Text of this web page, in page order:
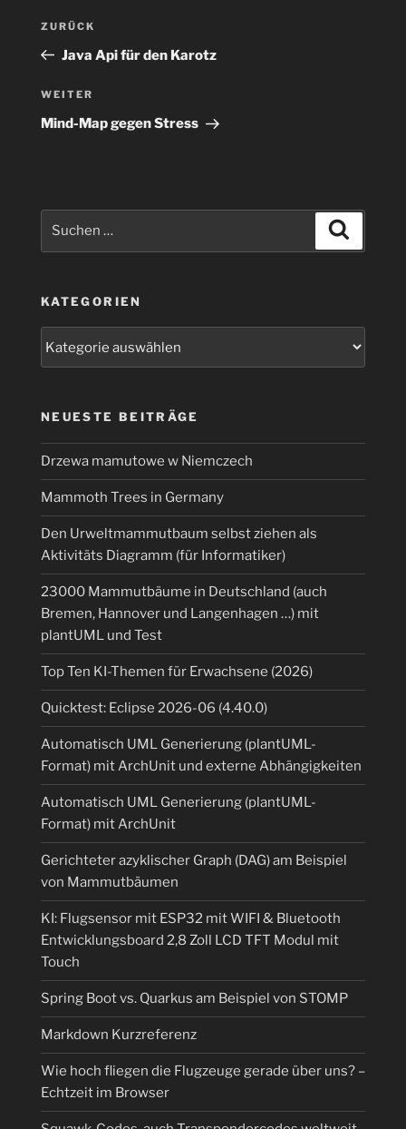
Beitragsnavigation
Vorheriger
Beitrag
ZURÜCK
Java Api für den Karotz
Nächster
Beitrag
WEITER
Mind-Map gegen Stress
KATEGORIEN
NEUESTE BEITRÄGE
Drzewa mamutowe w Niemczech
Mammoth Trees in Germany
Den Urweltmammutbaum selbst ziehen als
Aktivitäts Diagramm (für Informatiker)
23000 Mammutbäume in Deutschland (auch
Bremen, Hannover und Langenhagen …) mit
plantUML und Test
Top Ten KI-Themen für Erwachsene (2026)
Quicktest: Eclipse 2026-06 (4.40.0)
Automatisch UML Generierung (plantUML-
Format) mit ArchUnit und externe Abhängigkeiten
Automatisch UML Generierung (plantUML-
Format) mit ArchUnit
Gerichteter azyklischer Graph (DAG) am Beispiel
von Mammutbäumen
KI: Flugsensor mit ESP32 mit WIFI & Bluetooth
Entwicklungsboard 2,8 Zoll LCD TFT Modul mit
Touch
Spring Boot vs. Quarkus am Beispiel von STOMP
Markdown Kurzreferenz
Wie hoch fliegen die Flugzeuge gerade über uns? –
Echtzeit im Browser